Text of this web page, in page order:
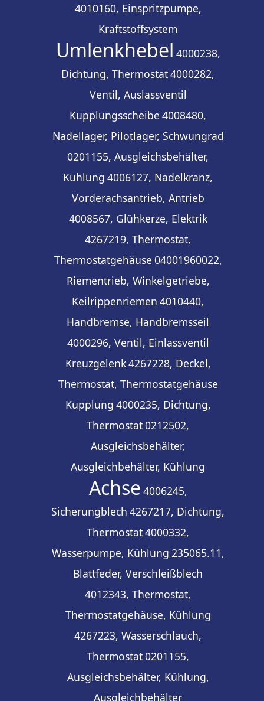
4010160, Einspritzpumpe,
Kraftstoffsystem
Umlenkhebel 4000238,
Dichtung, Thermostat4000282,
Ventil, Auslassventil
Kupplungsscheibe 4008480,
Nadellager, Pilotlager, Schwungrad
0201155, Ausgleichsbehälter,
Kühlung 4006127, Nadelkranz,
Vorderachsantrieb, Antrieb
4008567, Glühkerze, Elektrik
4267219, Thermostat,
Thermostatgehäuse 04001960022,
Riementrieb, Winkelgetriebe,
Keilrippenriemen 4010440,
Handbremse, Handbremsseil
4000296, Ventil, Einlassventil
Kreuzgelenk4267228, Deckel,
Thermostat, Thermostatgehäuse
Kupplung 4000235, Dichtung,
Thermostat0212502,
Ausgleichsbehälter,
Ausgleichbehälter, Kühlung
Achse 4006245,
Sicherungblech 4267217, Dichtung,
Thermostat4000332,
Wasserpumpe, Kühlung 235065.11,
Blattfeder, Verschleißblech
4012343, Thermostat,
Thermostatgehäuse, Kühlung
4267223, Wasserschlauch,
Thermostat0201155,
Ausgleichsbehälter, Kühlung,
Ausgleichbehälter